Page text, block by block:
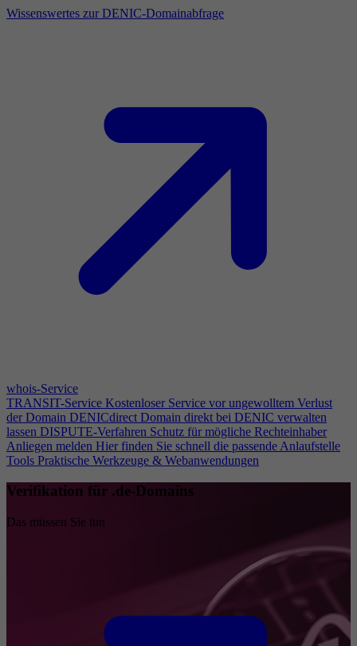
Wissenswertes zur DENIC-Domainabfrage
whois-Service
TRANSIT-Service Kostenloser Service vor ungewolltem Verlust
der Domain DENICdirect Domain direkt bei DENIC verwalten
lassen DISPUTE-Verfahren Schutz für mögliche Rechteinhaber
Anliegen melden Hier finden Sie schnell die passende Anlaufstelle
Tools Praktische Werkzeuge & Webanwendungen
Verifikation für .de-Domains
Das müssen Sie tun